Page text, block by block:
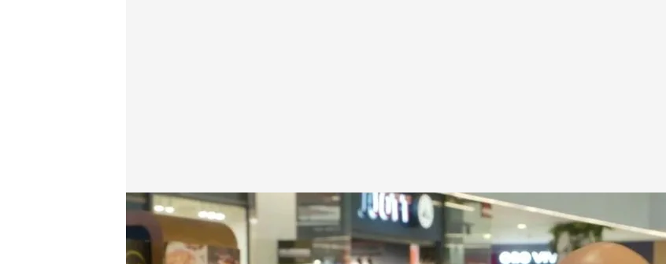
Jesús le explica a Xuso Jones en qué gastaría el dinero del concurso
Lo sabe, no lo sabe
08 ABR 2025 - 20:36h.